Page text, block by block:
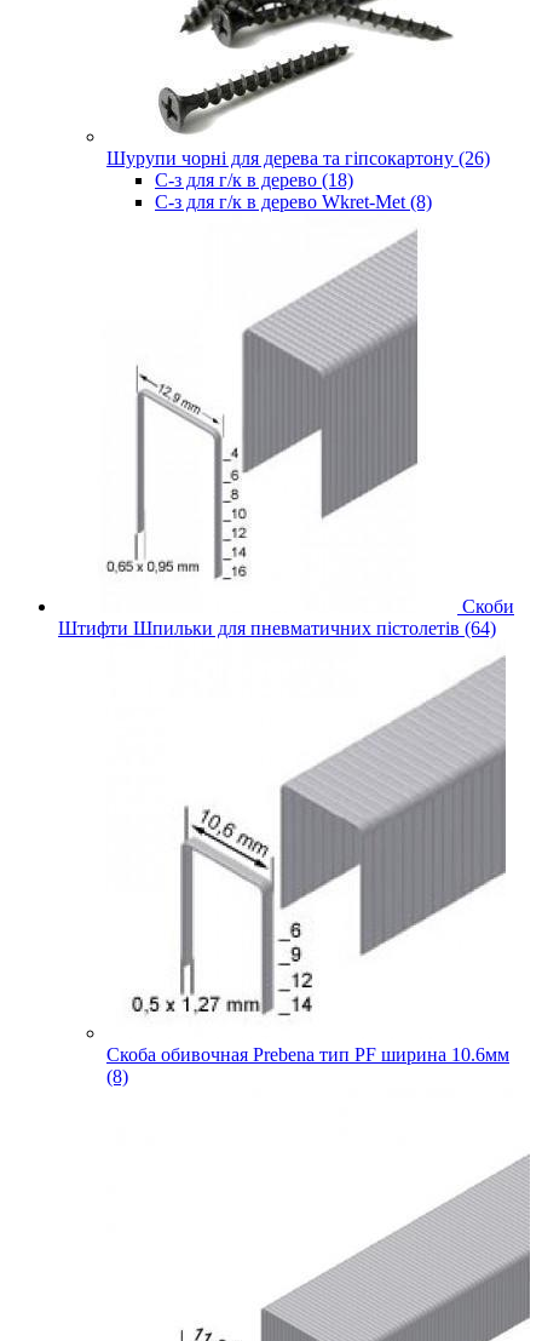
Шурупи чорні для дерева та гіпсокартону (26)
С-з для г/к в дерево (18)
С-з для г/к в дерево Wkret-Met (8)
Скоби
Штифти Шпильки для пневматичних пістолетів (64)
Скоба обивочная Prebena тип PF ширина 10.6мм
(8)